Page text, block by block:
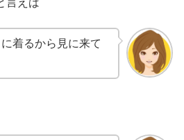
言えば
着るから見に来て